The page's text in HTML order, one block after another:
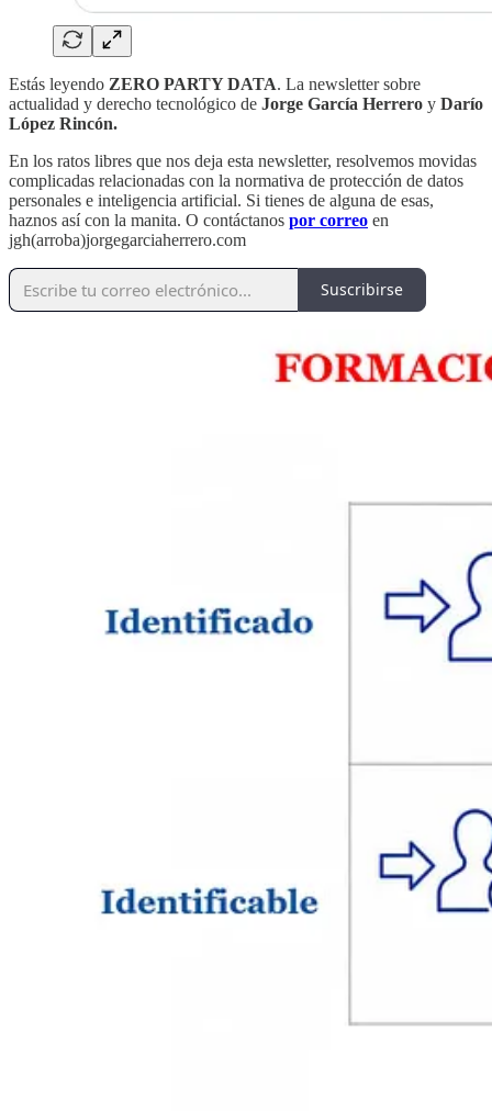
Estás leyendo ZERO PARTY DATA. La newsletter sobre
actualidad y derecho tecnológico de Jorge García Herrero y Darío
López Rincón.
En los ratos libres que nos deja esta newsletter, resolvemos movidas
complicadas relacionadas con la normativa de protección de datos
personales e inteligencia artificial. Si tienes de alguna de esas,
haznos así con la manita. O contáctanos por correo en
jgh(arroba)jorgegarciaherrero.com
Suscribirse